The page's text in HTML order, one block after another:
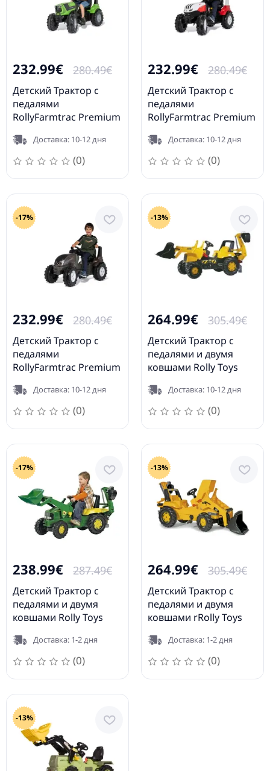
232.99€ 280.49€
Детский Трактор с
педалями
RollyFarmtrac Premium
720057Доставка: 10-12 дня
(0)
232.99€ 280.49€
Детский Трактор с
педалями
RollyFarmtrac Premium
720002Доставка: 10-12 дня
(0)
-17%
232.99€ 280.49€
Детский Трактор с
педалями
RollyFarmtrac Premium
Доставка: 10-12 дня
(0)
-13%
264.99€ 305.49€
Детский Трактор с
педалями и двумя
ковшами Rolly Toys
812004Доставка: 10-12 дня
(0)
-17%
238.99€ 287.49€
Детский Трактор с
педалями и двумя
ковшами Rolly Toys
(3-8 лет) 811076
Доставка: 1-2 дня
(0)
-13%
264.99€ 305.49€
Детский Трактор с
педалями и двумя
ковшами rRolly Toys
813001Доставка: 1-2 дня
(0)
-13%